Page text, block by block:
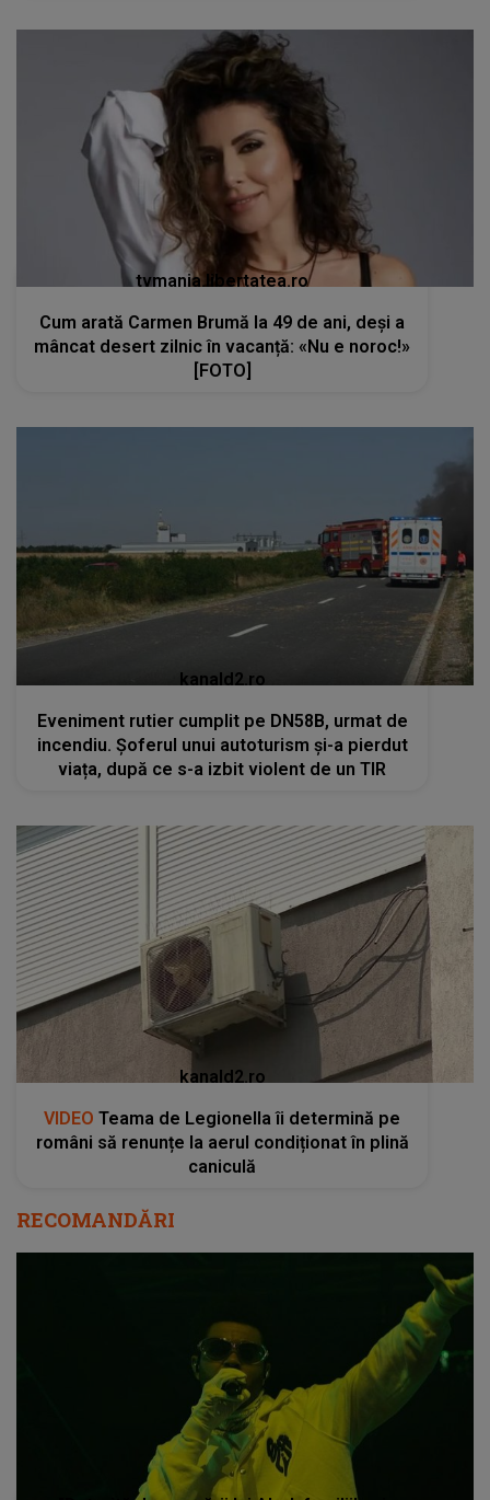
tvmania.libertatea.ro
Cum arată Carmen Brumă la 49 de ani, deși a
mâncat desert zilnic în vacanță: «Nu e noroc!»
[FOTO]
kanald2.ro
Eveniment rutier cumplit pe DN58B, urmat de
incendiu. Șoferul unui autoturism și-a pierdut
viața, după ce s-a izbit violent de un TIR
kanald2.ro
VIDEO Teama de Legionella îi determină pe
români să renunțe la aerul condiționat în plină
caniculă
RECOMANDĂRI